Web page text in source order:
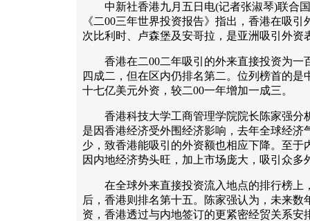
中新社香港九月五日电(记者张淑琴)联合国
《二00三年世界投资报告》指出，香港在吸
次比利时、卢森堡及安哥拉，是亚洲吸引外资
香港在二00二年吸引的外来直接投资为一
四成二，但在区内仍排名第二。位列榜首的是
十七亿美元外资，较二00一年增加一成三。
香港科技大学工商管理学院院长陈家强分
是因香港经济受外围经济影响，去年全球经济
少，致香港能吸引的外资额也相应下降。至于
因内地经济势头旺，加上市场庞大，吸引众多
在全球外来直接投资流入地点的排行榜上
后，香港则排名第十五。陈家强认为，未来数
资，香港透过与内地签订的更紧密经贸关系安